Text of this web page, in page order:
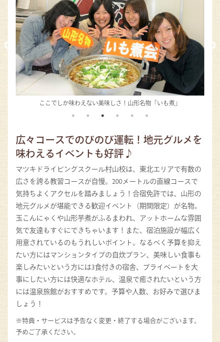
リーズナブルな自炊プランも人気！
広々コースでのびのび運転！地元グルメを
味わえるイベントも好評♪
マツキドライビングスクール村山校は、東北エリアで有数の
広さを誇る教習コースが自慢。200メートルの直線コースで
気持ちよくアクセルを踏みましょう！合宿免許では、山形の
地元グルメが堪能できる歓迎イベント（期間限定）が名物。
玉こんにゃくや山形芋煮がふるまわれ、アットホームな雰囲
気で友達もすぐにできちゃいます！また、宿泊施設が幅広く
用意されているのもうれしいポイント。なるべく予算を抑え
たい方にはマンションタイプの自炊プラン、美味しい食事も
楽しみたいという方には3食付きの宿舎、プライベートを大
事にしたい方には快適なホテル、温泉で癒されたいという方
には温泉旅館がおすすめです。予算や人数、お好みで選びま
しょう！
※特典・サービスは予告なく変更・終了する場合がございます。
予めご了承ください。